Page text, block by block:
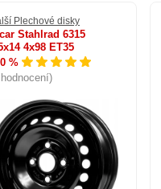
Plechové disky
Stahlrad 6315
4x98 ET35
%